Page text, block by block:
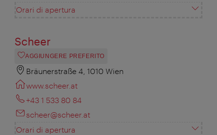
Orari di apertura
Scheer
AGGIUNGERE PREFERITO
Bräunerstraße 4, 1010 Wien
www.scheer.at
+43 1 533 80 84
scheer@scheer.at
Orari di apertura